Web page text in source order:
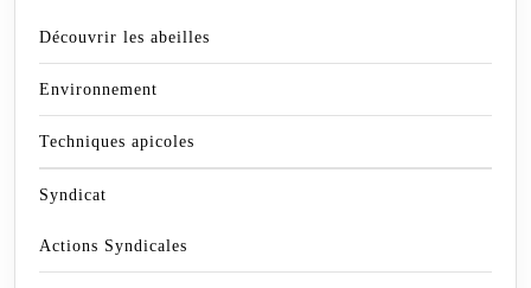
Découvrir les abeilles
Environnement
Techniques apicoles
Syndicat
Actions Syndicales